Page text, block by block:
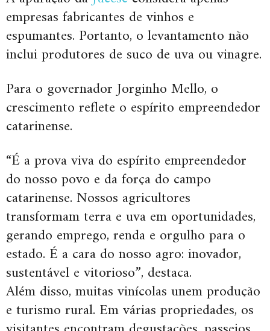
empresas fabricantes de vinhos e
espumantes. Portanto, o levantamento não
inclui produtores de suco de uva ou vinagre.
Para o governador Jorginho Mello, o
crescimento reflete o espírito empreendedor
catarinense.
“É a prova viva do espírito empreendedor
do nosso povo e da força do campo
catarinense. Nossos agricultores
transformam terra e uva em oportunidades,
gerando emprego, renda e orgulho para o
estado. É a cara do nosso agro: inovador,
sustentável e vitorioso”, destaca.
Além disso, muitas vinícolas unem produção
e turismo rural. Em várias propriedades, os